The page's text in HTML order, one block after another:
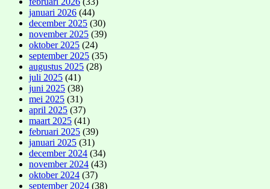
januari 2026 (44)
december 2025 (30)
november 2025 (39)
oktober 2025 (24)
september 2025 (35)
augustus 2025 (28)
juli 2025 (41)
juni 2025 (38)
mei 2025 (31)
april 2025 (37)
maart 2025 (41)
februari 2025 (39)
januari 2025 (31)
december 2024 (34)
november 2024 (43)
oktober 2024 (37)
september 2024 (38)